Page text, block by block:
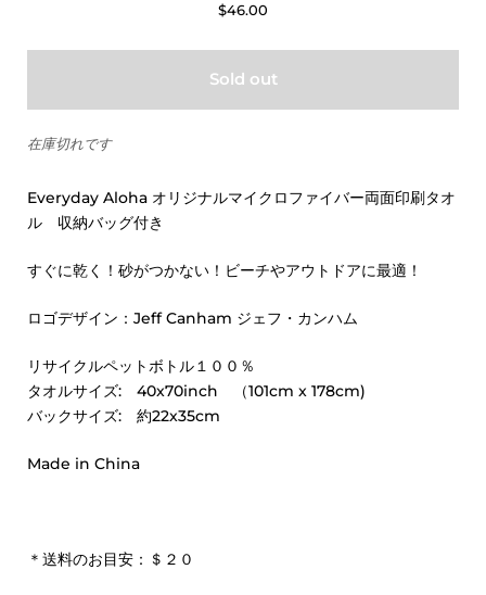
$46.00
Sold out
在庫切れです
Everyday Aloha オリジナルマイクロファイバー両面印刷タオ
ル 収納バッグ付き
すぐに乾く！砂がつかない！ビーチやアウトドアに最適！
ロゴデザイン：Jeff Canham ジェフ・カンハム
リサイクルペットボトル１００％
タオルサイズ: 40x70inch （101cm x 178cm)
バックサイズ: 約22x35cm
Made in China
＊送料のお目安：＄２０